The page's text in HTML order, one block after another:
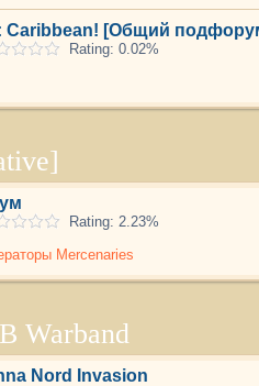
Caribbean! [Общий
Rating: 0.02%
Rating: 2.23%
Mercenaries
Warband
Nord Invasion